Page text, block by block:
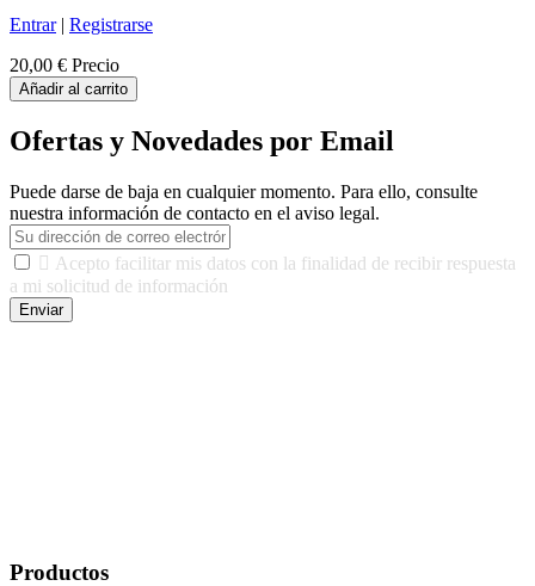
Entrar| Registrarse
20,00 € Precio
Añadir al carrito
Ofertas y Novedades por Email
Puede darse de baja en cualquier momento. Para ello, consulte
nuestra información de contacto en el aviso legal.
 Acepto facilitar mis datos con la finalidad de recibir respuesta
a mi solicitud de información
Enviar
Productos